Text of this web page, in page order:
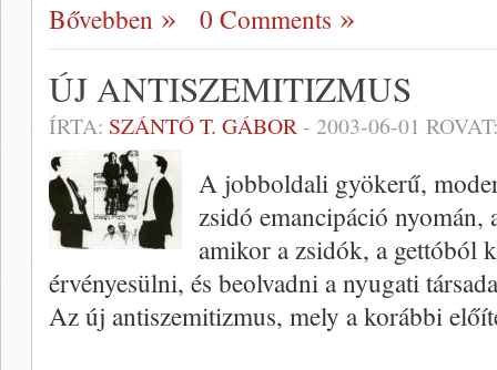
Bővebben 0 Comments
ÚJ ANTISZEMITIZMUS
ÍRTA: SZÁNTÓ T. GÁBOR- 2003-06-01
A jobboldali gyökerű,
zsidó emancipáció
amikor a zsidók, a gettóból
érvényesülni, és be­olvadni a nyugati
Az új antiszemitizmus, mely a koráb­bi